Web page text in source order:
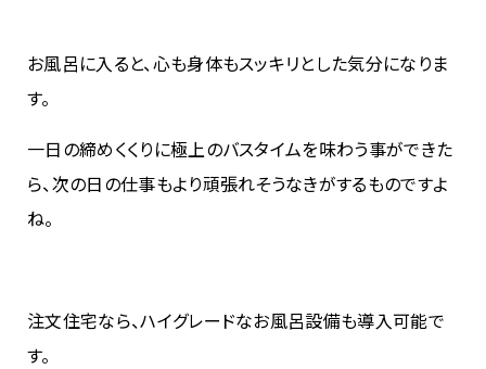
お風呂に入ると、心も身体もスッキリとした気分になりま
す。
一日の締めくくりに極上のバスタイムを味わう事ができた
ら、次の日の仕事もより頑張れそうなきがするものですよ
ね。
注文住宅なら、ハイグレードなお風呂設備も導入可能で
す。